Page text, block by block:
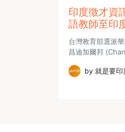
印度徵才資
語教師至印
台灣教育部選派
昌迪加爾邦
by 就是要印